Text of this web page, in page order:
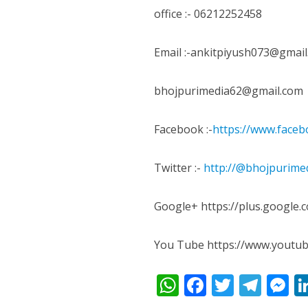
नेहा म्यूजिक वर्ल्ड पर
office :- 06212252458
Email :-
bhojpurimedia62@gmail.com
Facebook :-https://
Twitter :- http://
Google+ https://
You Tube https://
W F T T